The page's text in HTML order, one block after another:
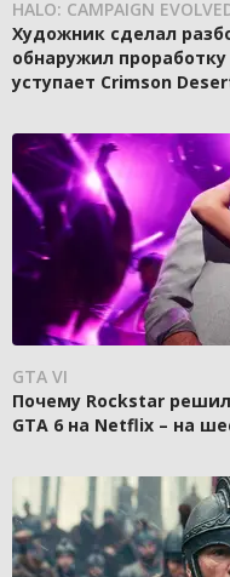
HALO: CAMPAIGN
Художник сделал
обнаружил
уступает Crimson
GTA VI
Почему Rockstar
GTA 6 на Netflix – на